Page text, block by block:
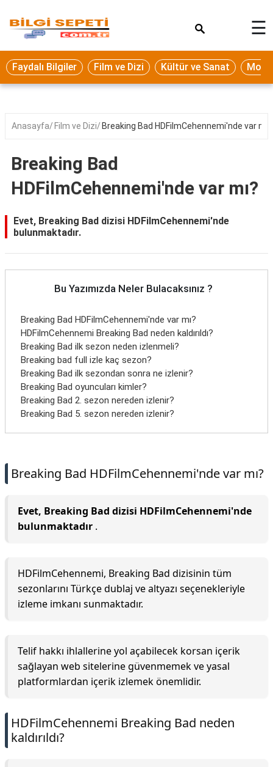
Eğitim
Ekonomi
Seyahat
Oyun
Yaşam
Hukuk
☰
Faydalı Bilgiler Film ve Dizi Kültür ve Sanat
Anasayfa Film ve Dizi Breaking Bad HDFilmCehennemi'nde var mı?
Breaking Bad
HDFilmCehennemi'nde var mı?
Evet, Breaking Bad dizisi HDFilmCehennemi'nde
bulunmaktadır.
Bu Yazımızda Neler Bulacaksınız ?
Breaking Bad HDFilmCehennemi'nde var mı?
HDFilmCehennemi Breaking Bad neden kaldırıldı?
Breaking Bad ilk sezon neden izlenmeli?
Breaking bad full izle kaç sezon?
Breaking Bad ilk sezondan sonra ne izlenir?
Breaking Bad oyuncuları kimler?
Breaking Bad 2. sezon nereden izlenir?
Breaking Bad 5. sezon nereden izlenir?
Breaking Bad HDFilmCehennemi'nde var mı?
Evet, Breaking Bad dizisi HDFilmCehennemi'nde
bulunmaktadır .
HDFilmCehennemi, Breaking Bad dizisinin tüm
sezonlarını Türkçe dublaj ve altyazı seçenekleriyle
izleme imkanı sunmaktadır.
Telif hakkı ihlallerine yol açabilecek korsan içerik
sağlayan web sitelerine güvenmemek ve yasal
platformlardan içerik izlemek önemlidir.
HDFilmCehennemi Breaking Bad neden
kaldırıldı?